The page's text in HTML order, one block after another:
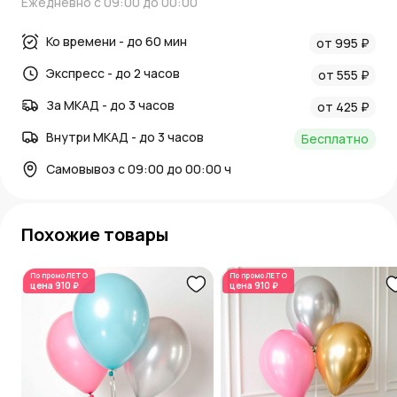
Ко времени - до 60 мин
от 995 ₽
Экспресс - до 2 часов
от 555 ₽
За МКАД - до 3 часов
от 425 ₽
Внутри МКАД - до 3 часов
Бесплатно
Самовывоз с 09:00 до 00:00 ч
Похожие товары
По промоЛЕТО
цена 910 ₽
По промоЛЕТО
цена 910 ₽